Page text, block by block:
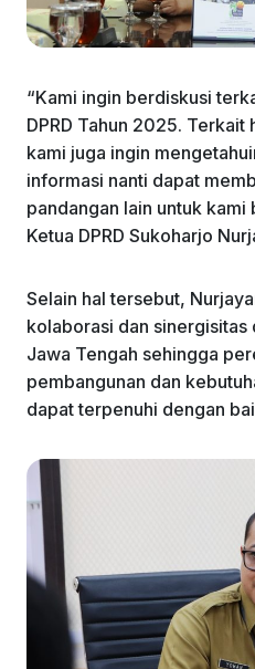
“Kami ingin berdiskusi
DPRD Tahun 2025. Terkait
kami juga ingin
informasi nanti dapat
pandangan lain untuk kami
Ketua DPRD Sukoharjo
Selain hal tersebut,
kolaborasi dan sinergisitas
Jawa Tengah sehingga
pembangunan dan
dapat terpenuhi dengan